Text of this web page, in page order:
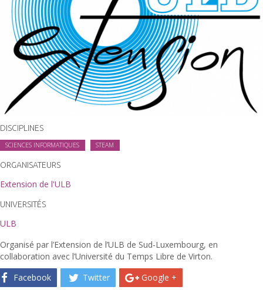
DISCIPLINES
SCIENCES INFORMATIQUES STEAM
ORGANISATEURS
Extension de l'ULB
UNIVERSITÉS
ULB
Organisé par l’Extension de l’ULB de Sud-Luxembourg, en
collaboration avec l’Université du Temps Libre de Virton.
Facebook
Twitter Google +